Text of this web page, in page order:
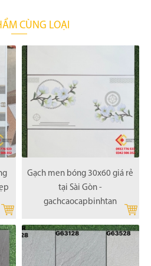
CÙNG LOẠI
Gạch men bóng 30x60 giá rẻ
tại Sài Gòn -
gachcaocapbinhtan